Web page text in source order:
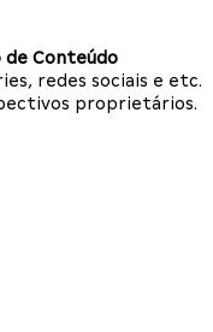
de Conteúdo
redes sociais e etc.
proprietários.